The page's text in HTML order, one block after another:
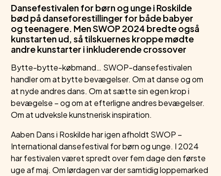
Dansefestivalen for børn og unge i Roskilde
bød på danseforestillinger for både babyer
og teenagere. Men SWOP 2024 bredte også
kunstarten ud, så tilskuernes kroppe mødte
andre kunstarter i inkluderende crossover
Bytte-bytte-købmand… SWOP-dansefestivalen
handler om at bytte bevægelser. Om at danse og om
at nyde andres dans. Om at sætte sin egen krop i
bevægelse – og om at efterligne andres bevægelser.
Om at udveksle kunstnerisk inspiration.
Aaben Dans i Roskilde har igen afholdt SWOP –
International dansefestival for børn og unge. I 2024
har festivalen været spredt over fem dage den første
uge af maj. Om lørdagen var der samtidig loppemarked